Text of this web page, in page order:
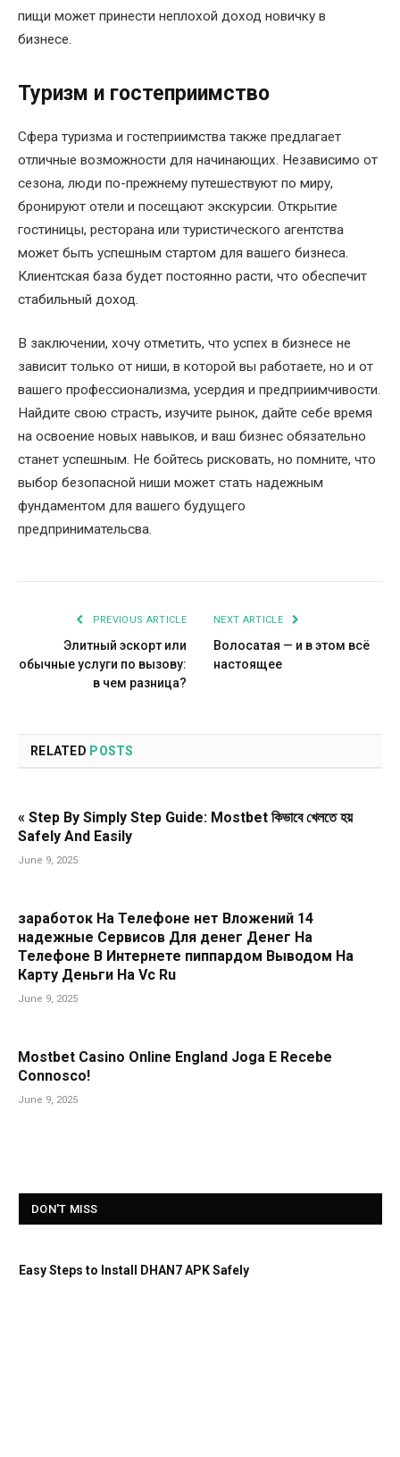
пищи может принести неплохой доход новичку в
бизнесе.
Туризм и гостеприимство
Сфера туризма и гостеприимства также предлагает
отличные возможности для начинающих. Независимо от
сезона, люди по-прежнему путешествуют по миру,
бронируют отели и посещают экскурсии. Открытие
гостиницы, ресторана или туристического агентства
может быть успешным стартом для вашего бизнеса.
Клиентская база будет постоянно расти, что обеспечит
стабильный доход.
В заключении, хочу отметить, что успех в бизнесе не
зависит только от ниши, в которой вы работаете, но и от
вашего профессионализма, усердия и предприимчивости.
Найдите свою страсть, изучите рынок, дайте себе время
на освоение новых навыков, и ваш бизнес обязательно
станет успешным. Не бойтесь рисковать, но помните, что
выбор безопасной ниши может стать надежным
фундаментом для вашего будущего
предпринимательсва.
PREVIOUS ARTICLE
Элитный эскорт или
обычные услуги по вызову:
в чем разница?
NEXT ARTICLE
Волосатая — и в этом всё
настоящее
RELATED POSTS
« Step By Simply Step Guide: Mostbet কিভাবে খেলতে হয়
Safely And Easily
June 9, 2025
заработок На Телефоне нет Вложений 14
надежные Сервисов Для денег Денег На
Телефоне В Интернете пиппардом Выводом На
Карту Деньги На Vc Ru
June 9, 2025
Mostbet Casino Online England Joga E Recebe
Connosco!
June 9, 2025
DON'T MISS
Easy Steps to Install DHAN7 APK Safely